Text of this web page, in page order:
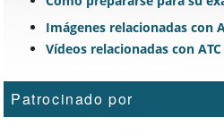
Imágenes relacionadas con
Vídeos relacionadas con
Patrocinado por